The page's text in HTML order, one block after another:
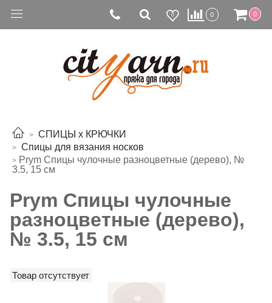
0 0 0
СПИЦЫ х КРЮЧКИ
Спицы для вязания носков
Prym Спицы чулочные разноцветные (дерево), №
3.5, 15 см
Prym Спицы чулочные
разноцветные (дерево),
№ 3.5, 15 см
Товар отсутствует